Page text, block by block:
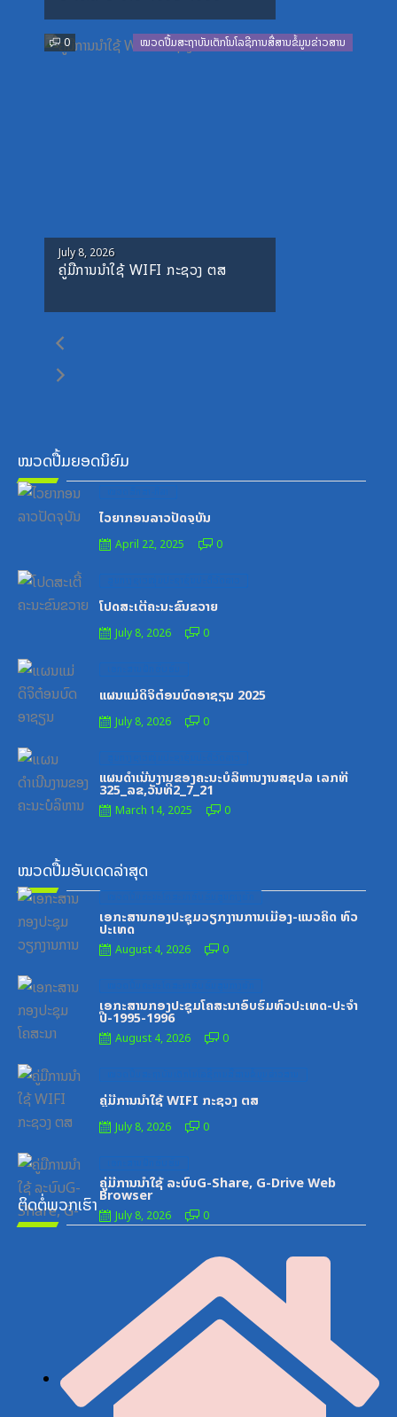
0 ໝວດປື້ມສະຖາບັນເຕັກໂນໂລຊີການສື່ສານຂໍ້ມູນຂ່າວສານ
Posted
on
July 8, 2026
ຄູ່ມືການນຳໃຊ້ WIFI ກະຊວງ ຕສ
ໝວດປື້ມຍອດນິຍົມ
ໄວຍາກອນລາວປັດຈຸບັນ
April 22, 2025 0
ໂປດສະເຕີ້ຄະນະຂົນຂວາຍ
July 8, 2026 0
ແຜນແມ່ດິຈິຕ໋ອນບົດອາຊຽນ 2025
July 8, 2026 0
ແຜນດຳເນີນງານຂອງຄະນະບໍລິຫານງານສຊປລ ເລກທີ
325_ລຂ,ວັນທີ2_7_21
on
March 14, 2025 0
ໝວດປື້ມອັບເດດລ່າສຸດ
ເອກະສານກອງປະຊຸມວຽກງານການເມືອງ-ແນວຄິດ ທົ່ວ
ປະເທດ
on
August 4, 2026 0
ເອກະສານກອງປະຊຸມໂຄສະນາອົບຮົມທົ່ວປະເທດ-ປະຈໍາ
ປີ-1995-1996
on
August 4, 2026 0
ຄູ່ມືການນຳໃຊ້ WIFI ກະຊວງ ຕສ
July 8, 2026 0
ຄູ່ມືການນຳໃຊ້ ລະບົບG-Share, G-Drive Web
Browser
on
July 8, 2026 0
ຕິດຕໍ່ພວກເຮົາ